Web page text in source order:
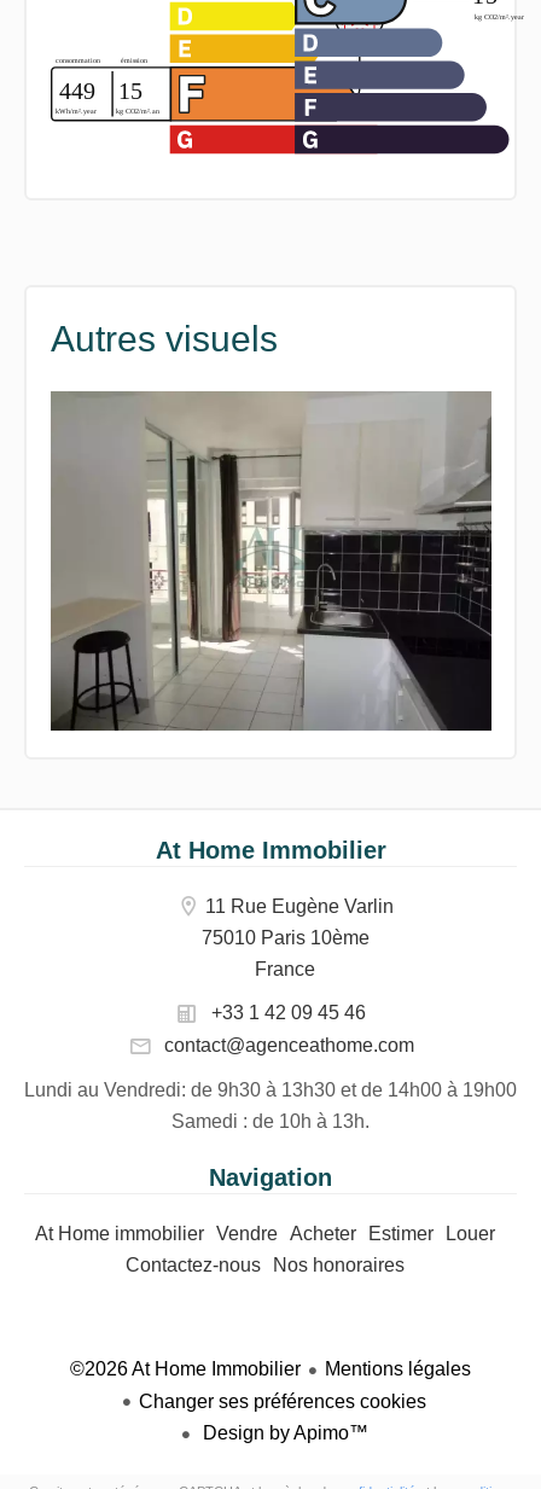
Autres visuels
At Home Immobilier
11 Rue Eugène Varlin
75010 Paris 10ème
France
+33 1 42 09 45 46
contact@agenceathome.com
Lundi au Vendredi: de 9h30 à 13h30 et de 14h00 à 19h00
Samedi : de 10h à 13h.
Navigation
At Home immobilier Vendre Acheter Estimer
Louer
Contactez-nous
Nos honoraires
©2026 At Home Immobilier
Mentions légales
Changer ses préférences cookies
Design byApimo™